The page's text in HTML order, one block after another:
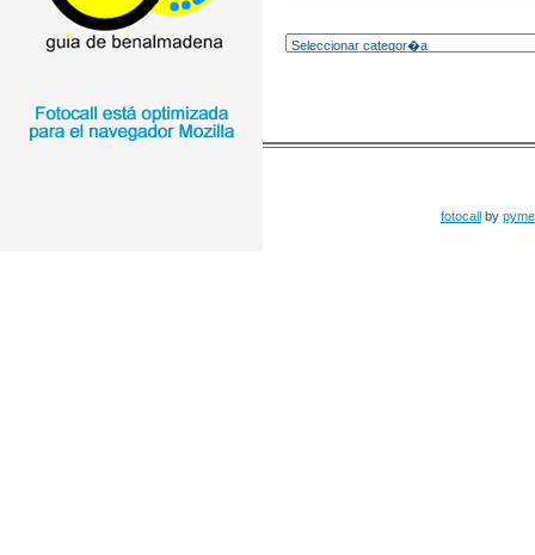
fotocall by